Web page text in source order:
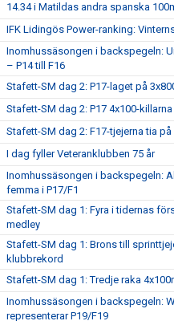
14.34 i Matildas andra spanska
IFK Lidingös Power-ranking:
Inomhussäsongen i backspegeln:
– P14 till F16
Stafett-SM dag 2: P17-laget på
Stafett-SM dag 2: P17 4x100-
Stafett-SM dag 2: F17-tjejerna tia på
I dag fyller Veteranklubben 75 år
Inomhussäsongen i backspegeln:
femma i P17/F1
Stafett-SM dag 1: Fyra i tidernas
medley
Stafett-SM dag 1: Brons till
klubbrekord
Stafett-SM dag 1: Tredje raka
Inomhussäsongen i backspegeln:
representerar P19/F19